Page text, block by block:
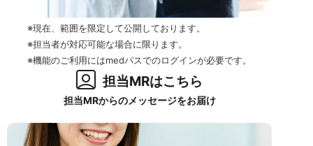
※現在、範囲を限定して公開しております。
※担当者が対応可能な場合に限ります。
※機能のご利用にはmedパスでのログインが必要です。
担当MRはこちら
担当MRからのメッセージをお届け